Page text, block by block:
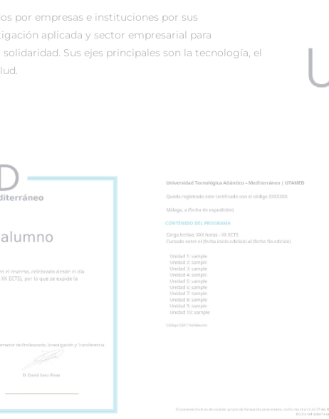
por empresas e instituciones por sus
aplicada y sector empresarial para
Sus ejes principales son la tecnología, el